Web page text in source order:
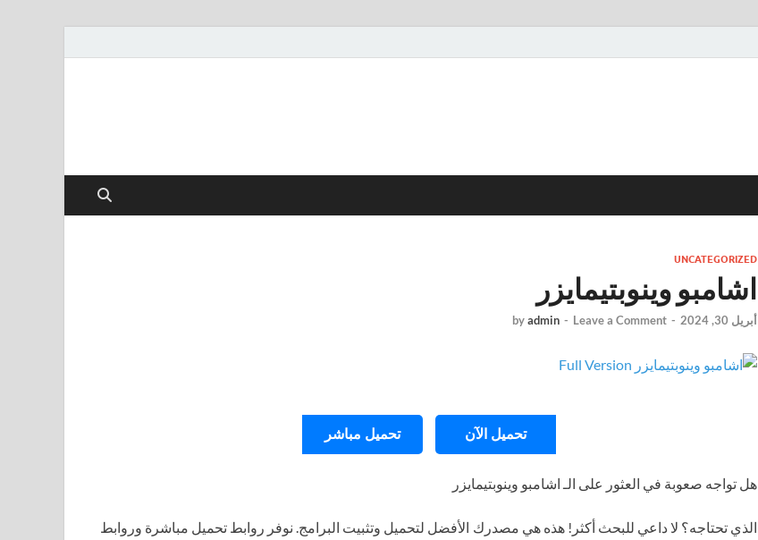
UNCATEGORIZED
اشامبو وينوبتيمايزر
أبريل 30, 2024 -
byadmin - Leave a Comment
تحميل الآن تحميل مباشر
هل تواجه صعوبة في العثور على الـ اشامبو وينوبتيمايزر
الذي تحتاجه؟ لا داعي للبحث أكثر! هذه هي مصدرك الأفضل لتحميل وتثبيت البرامج. نوفر روابط تحميل مباشرة وروابط